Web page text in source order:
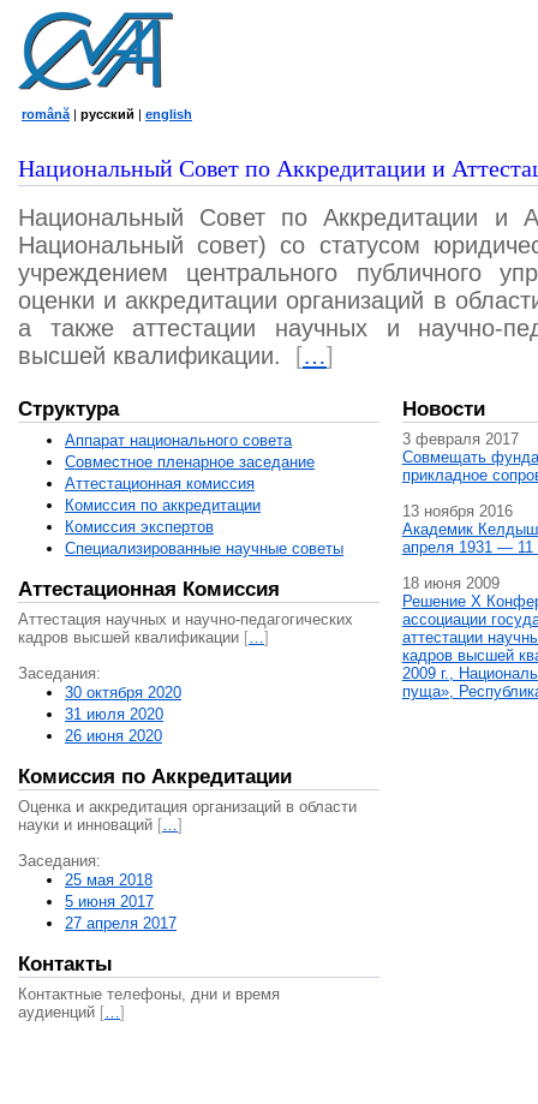
română | русский | english
Национальный Совет по Аккредитации и
Национальный Совет по Аккредитации и
Национальный совет) со статусом
учреждением центрального публичного
оценки и аккредитации организаций в
а также аттестации научных и научно-
высшей квалификации.
[…]
Структура
Аппарат национального совета
Совместное пленарное заседание
Аттестационная комисcия
Комиссия по аккредитации
Комиссия экспертов
Специализированные научные советы
Аттестационная Комиссия
Аттестация научных и научно-педагогических
кадров высшей квалификации […]
Заседания:
30 октября 2020
31 июля 2020
26 июня 2020
Комиссия по Аккредитации
Оценка и аккредитация организаций в области
науки и инноваций […]
Заседания:
25 мая 2018
5 июня 2017
27 апреля 2017
Контакты
Контактные телефоны, дни и время
аудиенций […]
Новости
3 февраля 2017
Совмещать
прикладное
13 ноября 2016
Академик
апреля 1931 — 11
18 июня 2009
Решение X
ассоциации
аттестации
кадров высшей
2009 г.,
пуща»,